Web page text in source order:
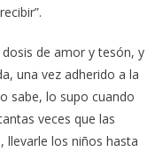
de amor y tesón, y
una vez adherido a la
sabe, lo supo cuando
veces que las
llevarle los niños hasta